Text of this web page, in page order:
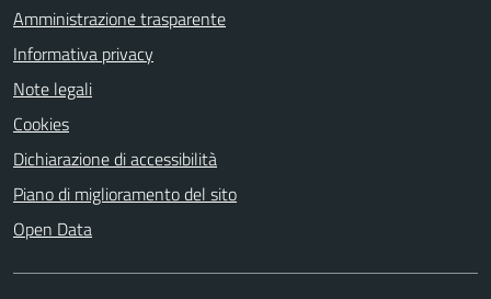
Amministrazione trasparente
Informativa privacy
Note legali
Cookies
Dichiarazione di accessibilità
Piano di miglioramento del sito
Open Data